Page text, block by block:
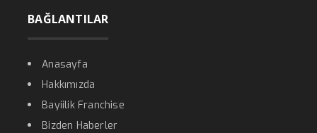
BAĞLANTILAR
Anasayfa
Hakkımızda
Bayiilik Franchise
Bizden Haberler